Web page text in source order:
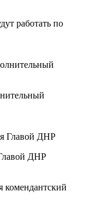
работать по
ДНР